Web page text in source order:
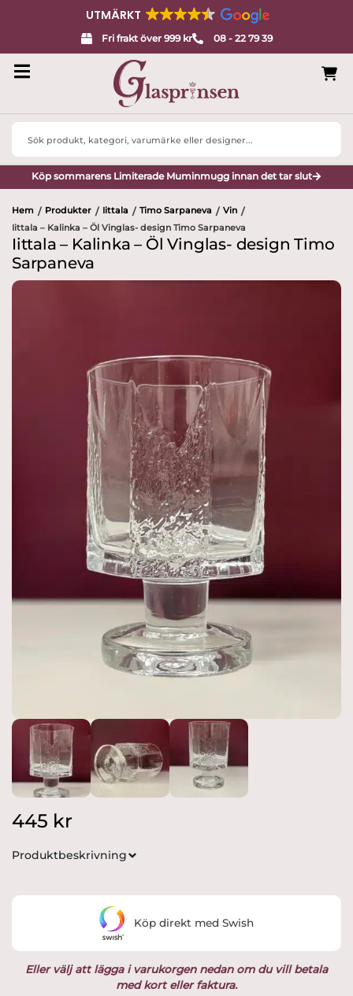
UTMÄRKT
Fri frakt över 999 kr 08 - 22 79 39
Search
Köp sommarens Limiterade Muminmugg innan det tar slut
Hem / Produkter / Iittala / Timo Sarpaneva / Vin /
Iittala – Kalinka – Öl Vinglas- design Timo Sarpaneva
Iittala – Kalinka – Öl Vinglas- design Timo
Sarpaneva
445 kr
Produktbeskrivning
Eller välj att lägga i varukorgen nedan om du vill betala
med kort eller faktura.
Köp direkt med Swish